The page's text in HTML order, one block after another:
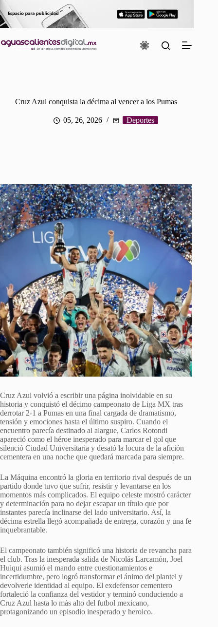
al
contenido
Cruz Azul conquista la décima al vencer a los Pumas
05, 26, 2026 Deportes
Cruz Azul volvió a escribir una página inolvidable en su
historia y conquistó el décimo campeonato de Liga MX tras
derrotar 2-1 a Pumas en una final cargada de dramatismo,
tensión y emociones hasta el último suspiro. Cuando el
encuentro parecía destinado al alargue, Carlos Rotondi
apareció como el héroe inesperado para marcar el gol que
silenció Ciudad Universitaria y desató la locura de la afición
cementera en una noche que quedará marcada para siempre.
La Máquina encontró la gloria en territorio rival después de un
partido donde tuvo que sufrir, resistir y levantarse en los
momentos más complicados. El equipo celeste mostró carácter
y determinación para no dejar escapar un título que por
instantes parecía inclinarse del lado universitario. Así, la
décima estrella llegó acompañada de entrega, corazón y una fe
inquebrantable.
El campeonato también significó una historia de revancha para
el club. Tras la inesperada salida de Nicolás Larcamón, Joel
Huiqui asumió el mando entre cuestionamientos e
incertidumbre, pero logró transformar el ánimo del plantel y
devolverle identidad al equipo. El exdefensor cementero
fortaleció la confianza del vestidor y terminó conduciendo a
Cruz Azul hasta lo más alto del futbol mexicano,
protagonizando un episodio inesperado y heroico.